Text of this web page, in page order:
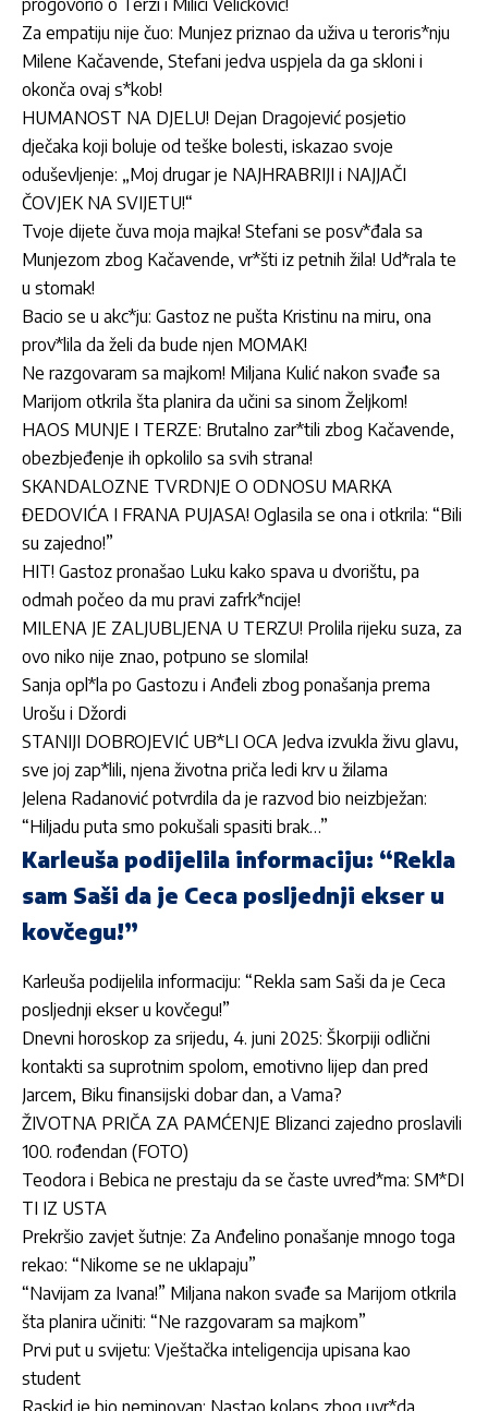
progovorio o Terzi i Milici Veličković!
Za empatiju nije čuo: Munjez priznao da uživa u teroris*nju
Milene Kačavende, Stefani jedva uspjela da ga skloni i
okonča ovaj s*kob!
HUMANOST NA DJELU! Dejan Dragojević posjetio
dječaka koji boluje od teške bolesti, iskazao svoje
oduševljenje: „Moj drugar je NAJHRABRIJI i NAJJAČI
ČOVJEK NA SVIJETU!“
Tvoje dijete čuva moja majka! Stefani se posv*đala sa
Munjezom zbog Kačavende, vr*šti iz petnih žila! Ud*rala te
u stomak!
Bacio se u akc*ju: Gastoz ne pušta Kristinu na miru, ona
prov*lila da želi da bude njen MOMAK!
Ne razgovaram sa majkom! Miljana Kulić nakon svađe sa
Marijom otkrila šta planira da učini sa sinom Željkom!
HAOS MUNJE I TERZE: Brutalno zar*tili zbog Kačavende,
obezbjeđenje ih opkolilo sa svih strana!
SKANDALOZNE TVRDNJE O ODNOSU MARKA
ĐEDOVIĆA I FRANA PUJASA! Oglasila se ona i otkrila: “Bili
su zajedno!”
HIT! Gastoz pronašao Luku kako spava u dvorištu, pa
odmah počeo da mu pravi zafrk*ncije!
MILENA JE ZALJUBLJENA U TERZU! Prolila rijeku suza, za
ovo niko nije znao, potpuno se slomila!
Sanja opl*la po Gastozu i Anđeli zbog ponašanja prema
Urošu i Džordi
STANIJI DOBROJEVIĆ UB*LI OCA Jedva izvukla živu glavu,
sve joj zap*lili, njena životna priča ledi krv u žilama
Jelena Radanović potvrdila da je razvod bio neizbježan:
“Hiljadu puta smo pokušali spasiti brak…”
Karleuša podijelila informaciju: “Rekla
sam Saši da je Ceca posljednji ekser u
kovčegu!”
Karleuša podijelila informaciju: “Rekla sam Saši da je Ceca
posljednji ekser u kovčegu!”
Dnevni horoskop za srijedu, 4. juni 2025: Škorpiji odlični
kontakti sa suprotnim spolom, emotivno lijep dan pred
Jarcem, Biku finansijski dobar dan, a Vama?
ŽIVOTNA PRIČA ZA PAMĆENJE Blizanci zajedno proslavili
100. rođendan (FOTO)
Teodora i Bebica ne prestaju da se časte uvred*ma: SM*DI
TI IZ USTA
Prekršio zavjet šutnje: Za Anđelino ponašanje mnogo toga
rekao: “Nikome se ne uklapaju”
“Navijam za Ivana!” Miljana nakon svađe sa Marijom otkrila
šta planira učiniti: “Ne razgovaram sa majkom”
Prvi put u svijetu: Vještačka inteligencija upisana kao
student
Raskid je bio neminovan: Nastao kolaps zbog uvr*da